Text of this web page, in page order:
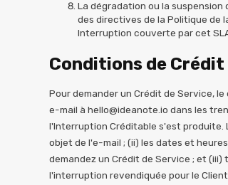
La dégradation ou la
des directives de la Politique de
Interruption couverte par cet
Conditions de Crédit
Pour demander un Crédit de Service,
e-mail à hello@ideanote.io dans les
l'Interruption Créditable s'est produite.
objet de l'e-mail ; (ii) les dates et
demandez un Crédit de Service ; et
l'interruption revendiquée pour le